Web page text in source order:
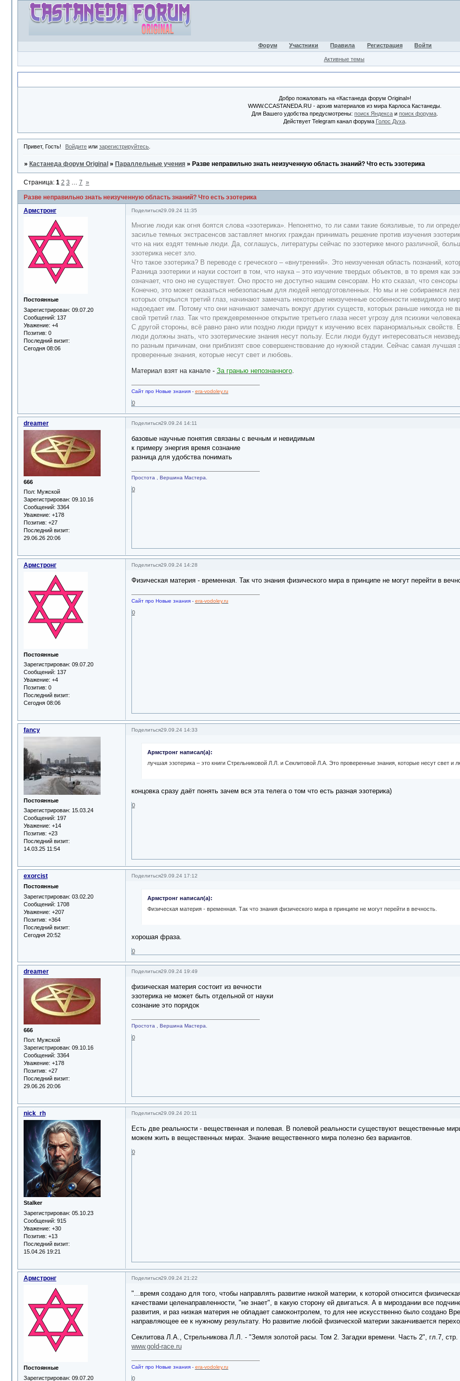
Форум Участники Правила Регистрация Войти
Активные темы
Добро пожаловать на «Кастанеда форум Original»!
WWW.CCASTANEDA.RU - архив материалов из мира Карлоса Кастанеды.
Для Вашего удобства предусмотрены:поиск Яндекса ипоиск форума
Действует Telegram канал форума Голос Духа.
Привет, Гость! Войдите илизарегистрируйтесь
» Кастанеда форум Original » Параллельные учения » Разве неправильно знать неизученную область знаний? Что есть эзотерика
Разве неправильно знать неизученную область знаний? Что есть эзотерика
Страница: 1 2 3 7 »
Поделиться29.09.24 11:35
Армстронг
Постоянные
Зарегистрирован: 09.07.20
Сообщений: 137
Уважение: +4
Позитив: 0
Последний визит:
Сегодня 08:06
Многие люди как огня боятся слова «эзотерика». Непонятно, то ли сами такие боязливые, то ли
засилье темных экстрасенсов заставляет многих граждан принимать решение против изучения
что на них ездят темные люди. Да, соглашусь, литературы сейчас по эзотерике много различной,
эзотерика несет зло.
Что такое эзотерика? В переводе с греческого – «внутренний». Это неизученная область познаний,
Разница эзотерики и науки состоит в том, что наука – это изучение твердых объектов, в то время как
означает, что оно не существует. Оно просто не доступно нашим сенсорам. Но кто сказал, что
Конечно, это может оказаться небезопасным для людей неподготовленных. Но мы и не собираемся
которых открылся третий глаз, начинают замечать некоторые неизученные особенности невидимого
надоедает им. Потому что они начинают замечать вокруг других существ, которых раньше никогда
свой третий глаз. Так что преждевременное открытие третьего глаза несет угрозу для психики
С другой стороны, всё равно рано или поздно люди придут к изучению всех паранормальных
люди должны знать, что эзотерические знания несут пользу. Если люди будут интересоваться
по разным причинам, они приблизят свое совершенствование до нужной стадии. Сейчас самая
проверенные знания, которые несут свет и любовь.
Материал взят на канале- За гранью непознанного.
Сайт про Новые знания- era-vodoley.ru
0
Поделиться29.09.24 14:11
dreamer
666
Пол: Мужской
Зарегистрирован: 09.10.16
Сообщений: 3364
Уважение: +178
Позитив: +27
Последний визит:
29.06.26 20:06
базовые научные понятия связаны с вечным и невидимым
к примеру энергия время сознание
разница для удобства понимать
Простота , Вершина Мастера.
0
Поделиться29.09.24 14:28
Армстронг
Постоянные
Зарегистрирован: 09.07.20
Сообщений: 137
Уважение: +4
Позитив: 0
Последний визит:
Сегодня 08:06
Физическая материя - временная. Так что знания физического мира в принципе не могут перейти в
Сайт про Новые знания- era-vodoley.ru
0
Поделиться29.09.24 14:33
fancy
Постоянные
Зарегистрирован: 15.03.24
Сообщений: 197
Уважение: +14
Позитив: +23
Последний визит:
14.03.25 11:54
Армстронг написал(а):
лучшая эзотерика – это книги Стрельниковой Л.Л. и Секлитовой Л.А. Это проверенные знания, которые несут свет и
концовка сразу даёт понять зачем вся эта телега о том что есть разная эзотерика)
0
Поделиться29.09.24 17:12
exorcist
Постоянные
Зарегистрирован: 03.02.20
Сообщений: 1708
Уважение: +207
Позитив: +364
Последний визит:
Сегодня 20:52
Армстронг написал(а):
Физическая материя - временная. Так что знания физического мира в принципе не могут перейти в вечность.
хорошая фраза.
0
Поделиться29.09.24 19:49
dreamer
666
Пол: Мужской
Зарегистрирован: 09.10.16
Сообщений: 3364
Уважение: +178
Позитив: +27
Последний визит:
29.06.26 20:06
физическая материя состоит из вечности
эзотерика не может быть отдельной от науки
сознание это порядок
Простота , Вершина Мастера.
0
Поделиться29.09.24 20:11
nick_rh
Stalker
Зарегистрирован: 05.10.23
Сообщений: 915
Уважение: +30
Позитив: +13
Последний визит:
15.04.26 19:21
Есть две реальности - вещественная и полевая. В полевой реальности существуют вещественные
можем жить в вещественных мирах. Знание вещественного мира полезно без вариантов.
0
Поделиться29.09.24 21:22
Армстронг
Постоянные
Зарегистрирован: 09.07.20
"...время создано для того, чтобы направлять развитие низкой материи, к которой относится
качествами целенаправленности, "не знает", в какую сторону ей двигаться. А в мироздании все
развития, и раз низкая материя не обладает самоконтролем, то для нее искусственно было создано
направляющее ее к нужному результату. Но развитие любой физической материи заканчивается
Секлитова Л.А., Стрельникова Л.Л. - "Земля золотой расы. Том 2. Загадки времени. Часть 2", гл.7, стр.
www.gold-race.ru
Сайт про Новые знания- era-vodoley.ru
0